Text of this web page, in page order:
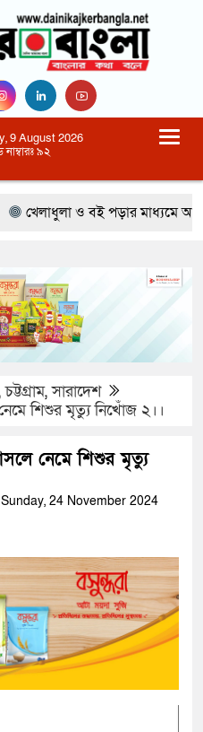
9 August 2026
৯২
খেলাধুলা ও বই পড়ার মাধ্যমে
চট্টগ্রাম,সারাদেশ
শিশুর মৃত্যু নিখোঁজ ২।।
নেমে শিশুর মৃত্যু
24 November 2024